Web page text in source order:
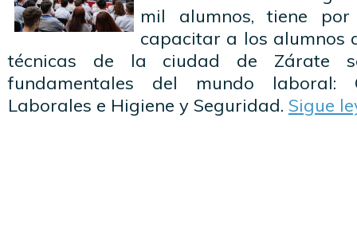
mil alumnos, tiene
capacitar a los alumnos
técnicas de la ciudad de Zárate
fundamentales del mundo laboral:
Laborales e Higiene y Seguridad. Sigue